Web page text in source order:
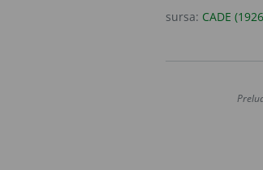
sursa: CADE